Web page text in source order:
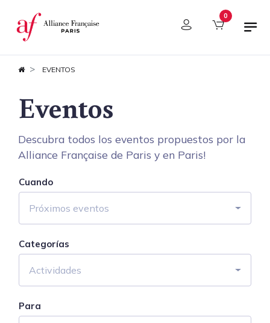
Panel de gestión de cookies 0
EVENTOS
Eventos
Descubra todos los eventos propuestos por la
Alliance Française de Paris y en Paris!
Cuando
Próximos eventos
Categorías
Actividades
Para